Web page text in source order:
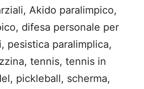
Akido paralimpico,
, difesa personale per
pesistica paralimplica,
tennis, tennis in
, pickleball, scherma,